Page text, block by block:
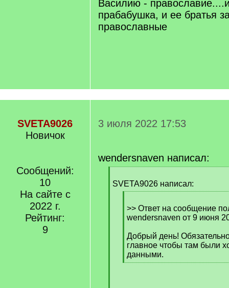
Василию -
прабабушка, и ее братья
православные
SVETA9026
Новичок
Сообщений:
10
На сайте с
2022 г.
Рейтинг:
9
3 июля 2022 17:53
wendersnaven написал:
q
SVETA9026 написал:
q
]
>> Ответ на сообщение
wendersnaven от 9 июня
Добрый день!
главное чтобы там были
данными.
[